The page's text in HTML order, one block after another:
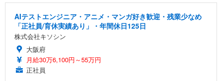
AIテストエンジニア・アニメ・マンガ好き歓迎・残業少なめ
「正社員/育休実績あり」・年間休日125日
株式会社キソシン
大阪府
月給30万6,100円～55万円
正社員